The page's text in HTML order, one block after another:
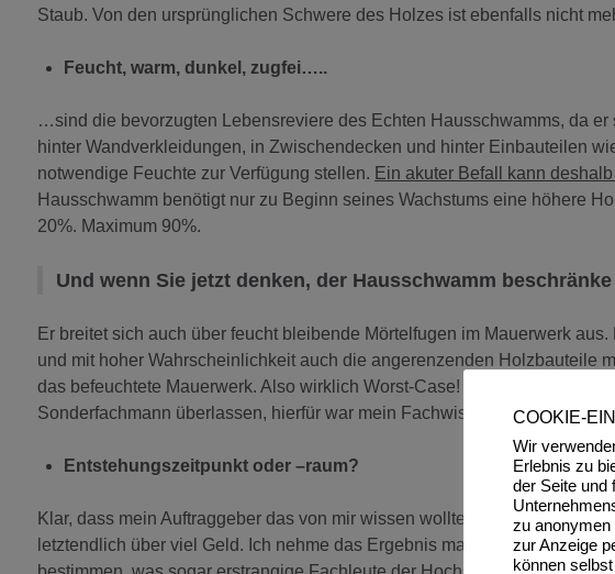
Staub. Von den ursprünglichen Schwere des Holzes ist ebenfalls nicht
Feucht, warm, dunkel, zugfei…..
…sind die bevorzugten Lebensreviere des Echten Hausschwamms, da
hinter Wandverkleidungen, in Zwischendecken und hinter Einbauteilen
notwendige Feuchte zur Verfügung stellen. Ein akuter Befall kann
Hausschwamm benötigt nur zu Beginn seines Wachstums eine höhere
20%. Maximum 90%.
Und wenn Sie jetzt denken, der Hausschwamm
Er breitet sich auch über feucht bleibende Mörtelfugen im Mauerwerk
und mit hoher Wahrscheinlichkeit auch die angerenzenden Holzbauteile
das befeuchtete Mauerwerk. Also wirklich Worst-Case! Den genauen
Sonderfachmann überlassen, hierfür war mein Fachwissen nicht speziell
Entstehungszeitpunkt oder –raum?
Klar, dass mein Auftraggeber das von mir wissen wollte, denn schließlich
letztendlich über viel Geld. Ich nehme das Ergebnis mal vorweg: Der
COOKIE-
Wir
Erlebnis zu
der Seite und
zu anonymen
zur Anzeige
können